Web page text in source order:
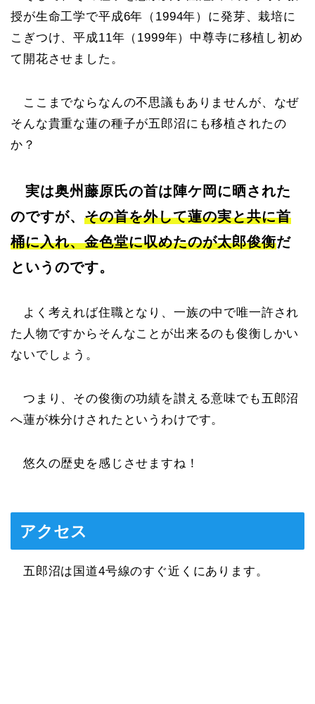
授が生命工学で平成6年（1994年）に発芽、栽培に
こぎつけ、平成11年（1999年）中尊寺に移植し初め
て開花させました。
ここまでならなんの不思議もありませんが、なぜ
そんな貴重な蓮の種子が五郎沼にも移植されたの
か？
実は奥州藤原氏の首は陣ケ岡に晒された
のですが、 その首を外して蓮の実と共に首
桶に入れ、金色堂に収めたのが太郎俊衡だ
というのです。
よく考えれば住職となり、一族の中で唯一許され
た人物ですからそんなことが出来るのも俊衡しかい
ないでしょう。
つまり、その俊衡の功績を讃える意味でも五郎沼
へ蓮が株分けされたというわけです。
悠久の歴史を感じさせますね！
アクセス
五郎沼は国道4号線のすぐ近くにあります。